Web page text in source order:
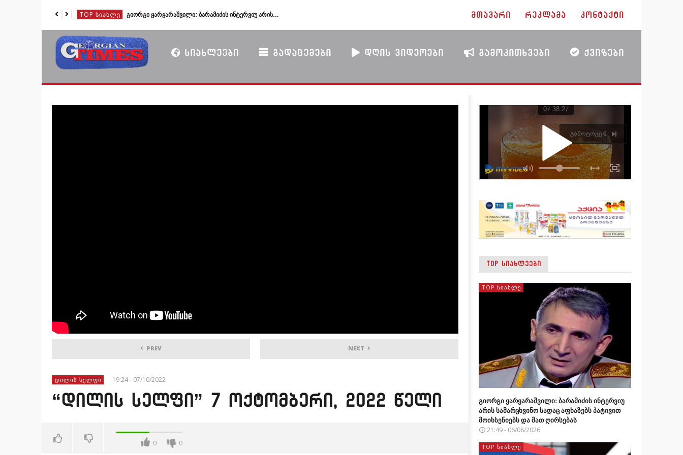
TOP ᲡᲘᲐᲮᲚᲔ გიორგი ყარყარაშვილი: ბარამიძის ინტერვიუ არის სამარცხვინო სადაც აფხაზებს პატივით მოიხსენიებს და მათ ღირსებას ᲛᲗᲐᲕᲐᲠᲘ ᲠᲔᲙᲚᲐᲛᲐ ᲙᲝᲜᲢᲐᲥᲢᲘ
ᲡᲘᲐᲮᲚᲔᲔᲑᲘ ᲒᲐᲓᲐᲪᲔᲛᲔᲑᲘ ᲓᲦᲘᲡ ᲕᲘᲓᲔᲝᲔᲑᲘ ᲒᲐᲛᲝᲙᲘᲗᲮᲕᲔᲑᲘ ᲥᲕᲘᲖᲔᲑᲘ
PREV NEXT
ᲓᲘᲚᲘᲡ ᲡᲔᲚᲤᲘ 19:24 - 07/10/2022
“დილის სელფი” 7 ოქტომბერი, 2022 წელი
0 0
TOP ᲡᲘᲐᲮᲚᲔᲔᲑᲘ
TOP ᲡᲘᲐᲮᲚᲔ
გიორგი ყარყარაშვილი: ბარამიძის ინტერვიუ
არის სამარცხვინო სადაც აფხაზებს პატივით
მოიხსენიებს და მათ ღირსებას
21:49 - 06/08/2026
TOP ᲡᲘᲐᲮᲚᲔ